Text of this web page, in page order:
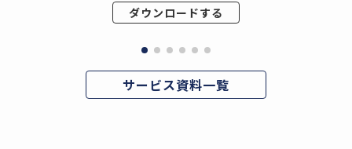
ダウンロードする
サービス資料一覧